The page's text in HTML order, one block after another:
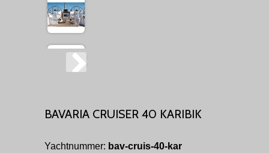
">
BAVARIA CRUISER 40 KARIBIK
Yachtnummer: bav-cruis-40-kar